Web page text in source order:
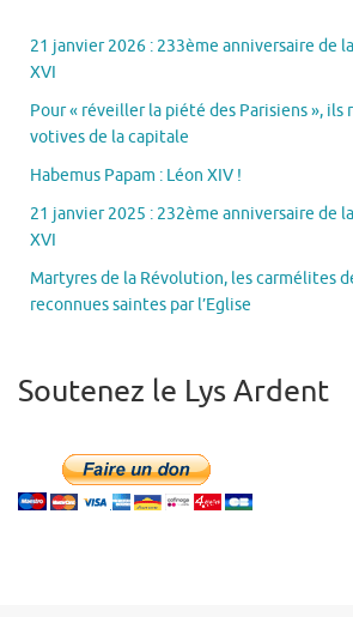
21 janvier 2026 : 233ème anniversaire de
XVI
Pour « réveiller la piété des Parisiens »,
votives de la capitale
Habemus Papam : Léon XIV !
21 janvier 2025 : 232ème anniversaire de
XVI
Martyres de la Révolution, les carmélites
reconnues saintes par l’Eglise
Soutenez le Lys Ardent